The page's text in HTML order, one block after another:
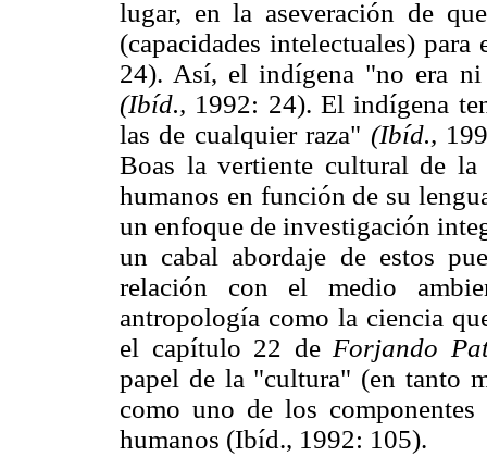
lugar, en la aseveración de
(capacidades intelectuales)
24). Así, el indígena "no era
(Ibíd., 1992: 24). El indígena
las de cualquier raza" (Ibíd.,
Boas la vertiente cultural de
humanos en función de su
un enfoque de investigación
un cabal abordaje de estos
relación con el medio
antropología como la ciencia
el capítulo 22 de Forjando
papel de la "cultura" (en tanto
como uno de los
humanos (Ibíd., 1992: 105).